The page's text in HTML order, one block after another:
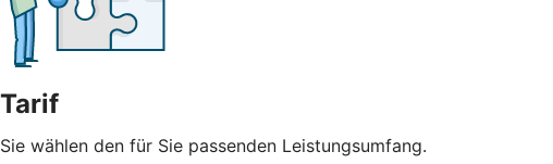
Tarif
Sie wählen den für Sie passenden Leistungsumfang.